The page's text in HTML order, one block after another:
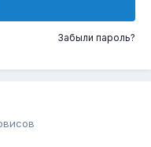
Забыли пароль?